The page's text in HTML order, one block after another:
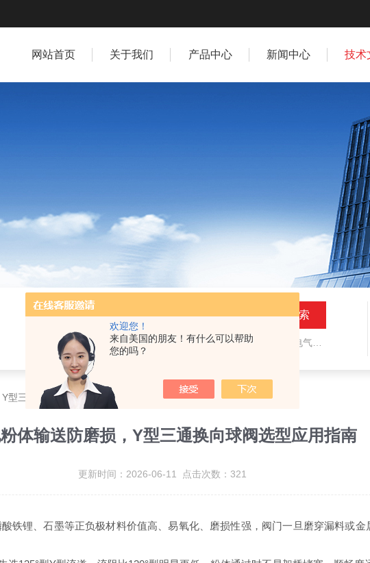
欢迎您！
来自美国的朋友！有什么可以帮助
您的吗？
网站首页 关于我们 产品中心 新闻中心 技术
热门关键词：气动隔膜阀,气动角座阀,电气动球阀,电气动蝶阀,比例调节阀
型三通换向球阀选型应用指南
体输送防磨损，Y型三通换向球阀选型应用指南
更新时间：2026-06-11 点击次数：321
铁锂、石墨等正负极材料价值高、易氧化、磨损性强，阀门一旦磨穿漏料或金